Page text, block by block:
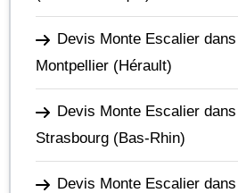
Devis Monte Escalier
Montpellier (Hérault)
Devis Monte Escalier
Strasbourg (Bas-Rhin)
Devis Monte Escalier